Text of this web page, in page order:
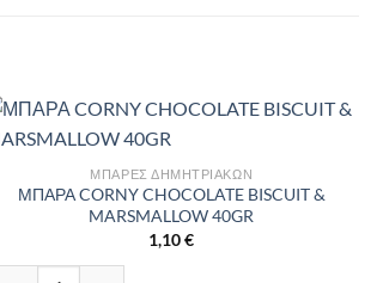
ΜΠΆΡΕΣ ΔΗΜΗΤΡΙΑΚΏΝ
ΜΠΑΡΑ CORNY CHOCOLATE BISCUIT &
MARSMALLOW 40GR
1,10€